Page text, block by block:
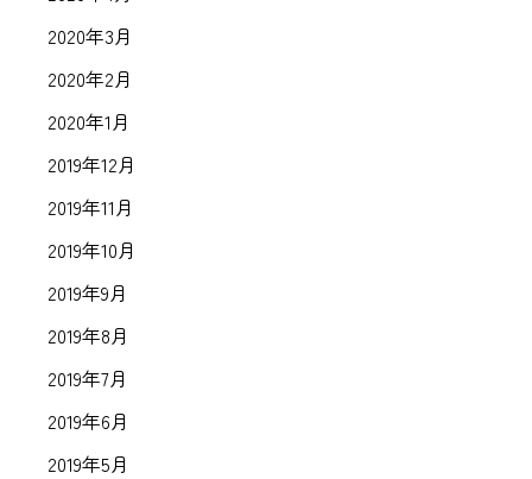
2020年3月
2020年2月
2020年1月
2019年12月
2019年11月
2019年10月
2019年9月
2019年8月
2019年7月
2019年6月
2019年5月